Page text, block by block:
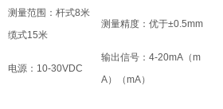
测量范围：杆式8米
缆式15米
测量精度：优于±0.5mm
电源：10-30VDC
输出信号：4-20mA（m
A）（mA）